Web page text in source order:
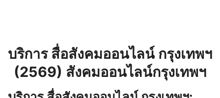
บริการ สื่อสังคมออนไลน์ กรุงเทพฯ
(2569) สังคมออนไลน์กรุงเทพฯ